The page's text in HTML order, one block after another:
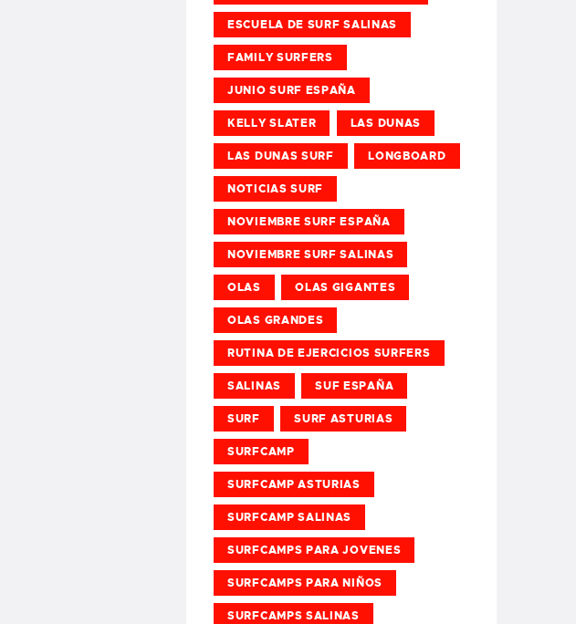
ESCUELA DE SURF SALINAS
FAMILY SURFERS
JUNIO SURF ESPAÑA
KELLY SLATER LAS DUNAS
LAS DUNAS SURF LONGBOARD
NOTICIAS SURF
NOVIEMBRE SURF ESPAÑA
NOVIEMBRE SURF SALINAS
OLAS OLAS GIGANTES
OLAS GRANDES
RUTINA DE EJERCICIOS SURFERS
SALINAS SUF ESPAÑA
SURF SURF ASTURIAS
SURFCAMP
SURFCAMP ASTURIAS
SURFCAMP SALINAS
SURFCAMPS PARA JOVENES
SURFCAMPS PARA NIÑOS
SURFCAMPS SALINAS